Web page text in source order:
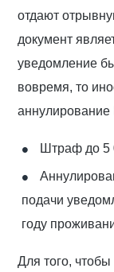
отдают
документ
уведомление
вовремя, то
Штраф до 5
подачи
году
Для того, чтобы